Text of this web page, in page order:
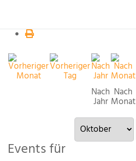
Nach
Jahr
Nach
Monat
Events für